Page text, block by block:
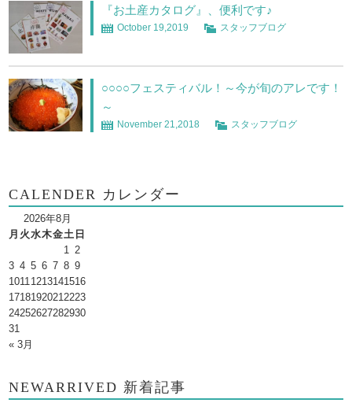
『お土産カタログ』、便利です♪
October 19,2019 スタッフブログ
○○○○フェスティバル！～今が旬のアレです！
～
November 21,2018 スタッフブログ
CALENDER カレンダー
2026年8月
月 火水木金土 日
1 2
3 4 5 6 7 8 9
10111213141516
17181920212223
24252627282930
31
« 3月
NEWARRIVED 新着記事